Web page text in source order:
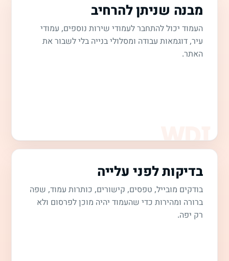
מבנה שניתן להרחיב
העמוד יכול להתחבר לעמודי שירות נוספים, עמודי
עיר, דוגמאות עבודה ומסלולי בנייה בלי לשבור את
האתר.
בדיקות לפני עלייה
בודקים מובייל, טפסים, קישורים, כותרות עמוד, שפה
ברורה ומהירות כדי שהעמוד יהיה מוכן לפרסום ולא
רק יפה.